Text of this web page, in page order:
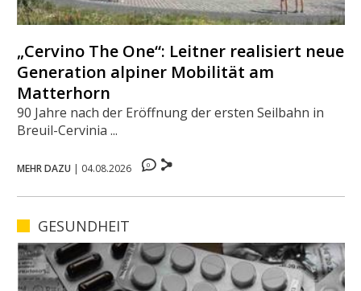
„Cervino The One“: Leitner realisiert neue
Generation alpiner Mobilität am
Matterhorn
90 Jahre nach der Eröffnung der ersten Seilbahn in
Breuil-Cervinia ...
MEHR DAZU | 04.08.2026 0
GESUNDHEIT